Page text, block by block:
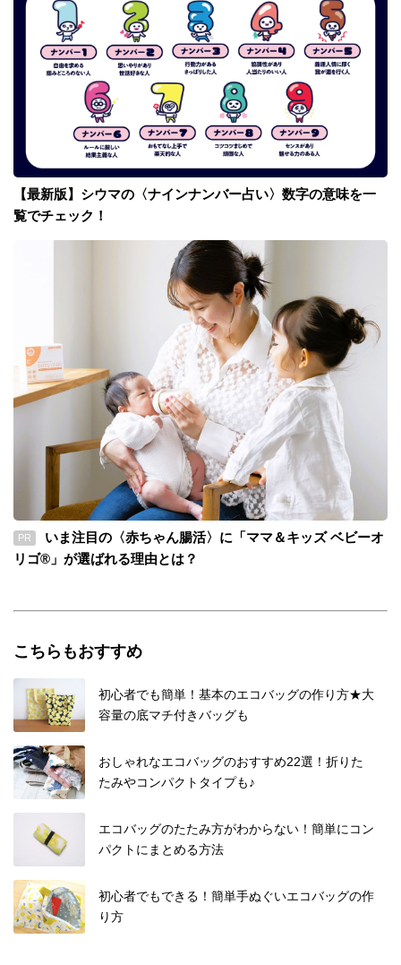
【最新版】シウマの〈ナインナンバー占い〉数字の意味を一
覧でチェック！
PR
いま注目の〈赤ちゃん腸活〉に「ママ＆キッズ ベビーオ
リゴ®」が選ばれる理由とは？
こちらもおすすめ
初心者でも簡単！基本のエコバッグの作り方★大
容量の底マチ付きバッグも
おしゃれなエコバッグのおすすめ22選！折りた
たみやコンパクトタイプも♪
エコバッグのたたみ方がわからない！簡単にコン
パクトにまとめる方法
初心者でもできる！簡単手ぬぐいエコバッグの作
り方